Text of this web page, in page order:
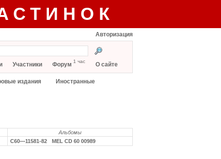
Авторизация
Участники Форум 1 час О сайте
издания Иностранные
Альбомы
С60—11581-82 MEL CD 60 00989